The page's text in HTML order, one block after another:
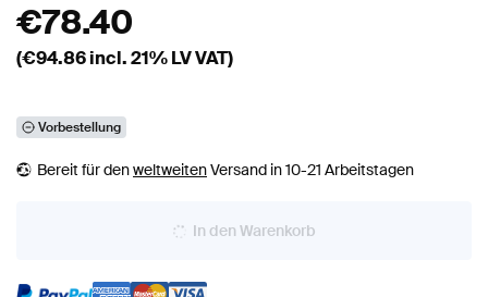
€78.40
(€94.86incl. 21% LV VAT)
Vorbestellung
Bereit für denweltweitenVersand in 10-21 Arbeitstagen
In den Warenkorb